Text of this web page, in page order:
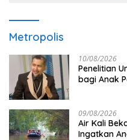
Metropolis
10/08/2026
Penelitian
bagi Anak
09/08/2026
Air Kali
Ingatkan